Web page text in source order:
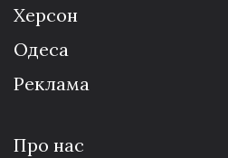
Херсон
Одеса
Реклама
Про нас